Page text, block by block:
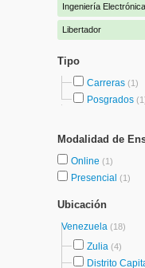
Ingeniería Electrónica
Libertador
Tipo
Carreras (1)
Posgrados
Modalidad de
Online (1)
Presencial (1)
Ubicación
Venezuela (18)
Zulia (4)
Distrito